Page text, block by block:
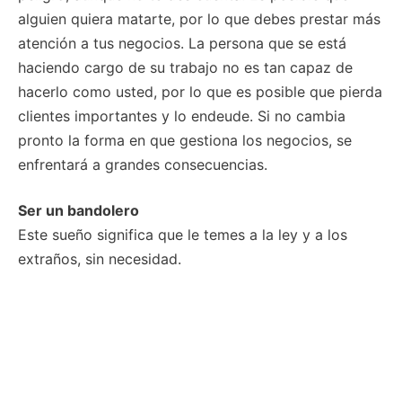
alguien quiera matarte, por lo que debes prestar más
atención a tus negocios. La persona que se está
haciendo cargo de su trabajo no es tan capaz de
hacerlo como usted, por lo que es posible que pierda
clientes importantes y lo endeude. Si no cambia
pronto la forma en que gestiona los negocios, se
enfrentará a grandes consecuencias.
Ser un bandolero
Este sueño significa que le temes a la ley y a los
extraños, sin necesidad.